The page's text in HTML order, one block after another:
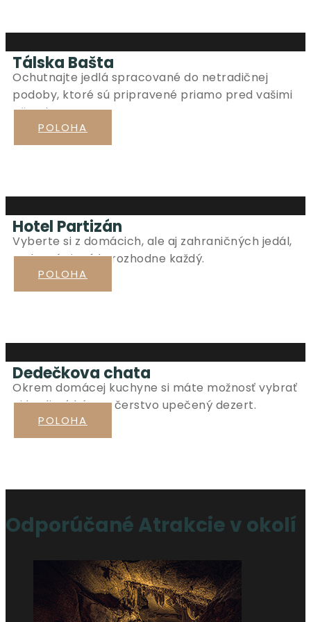
Tálska Bašta
Ochutnajte jedlá spracované do netradičnej
podoby, ktoré sú pripravené priamo pred vašimi
očami.
POLOHA
Hotel Partizán
Vyberte si z domácich, ale aj zahraničných jedál,
na ktoré si príde rozhodne každý.
POLOHA
Dedečkova chata
Okrem domácej kuchyne si máte možnosť vybrať
aj kvalitnú kávu a čerstvo upečený dezert.
POLOHA
Odporúčané Atrakcie v okolí